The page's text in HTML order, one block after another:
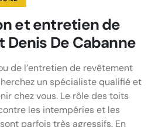
et entretien de
De Cabanne
de l’entretien de revêtement
un spécialiste qualifié et
chez vous. Le rôle des toits
les intempéries et les
parfois très agressifs. En